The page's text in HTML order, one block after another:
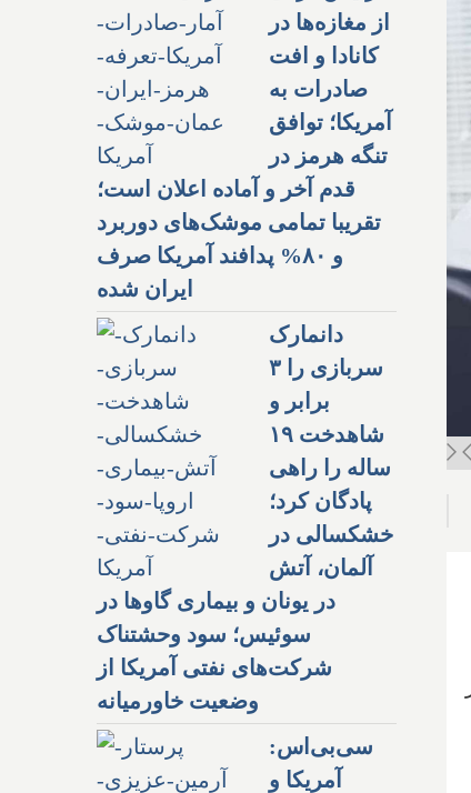
از مغازه‌ها در
کانادا و افت
صادرات به
آمریکا؛ توافق
تنگه هرمز در
قدم آخر و آماده اعلان است؛
تقریبا تمامی موشک‌های دوربرد
و ۸۰% پدافند آمریکا صرف
ایران شده
دانمارک
سربازی را ۳
برابر و
شاهدخت ۱۹
ساله را راهی
پادگان کرد؛
خشکسالی در
آلمان، آتش
در یونان و بیماری گاوها در
سوئیس؛ سود وحشتناک
شرکت‌های نفتی آمریکا از
وضعیت خاورمیانه
سی‌بی‌اس:
آمریکا و